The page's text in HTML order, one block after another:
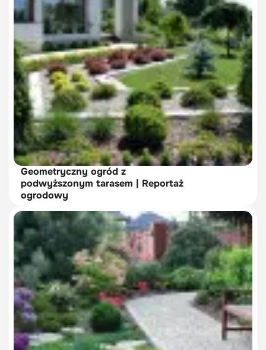
Geometryczny ogród z
podwyższonym tarasem | Reportaż
ogrodowy